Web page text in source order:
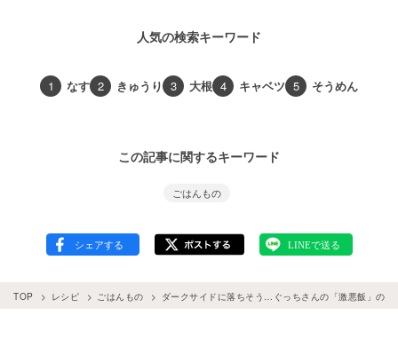
人気の検索キーワード
1 なす 2 きゅうり 3 大根 4 キャベツ 5 そうめん
この記事に関するキーワード
ごはんもの
TOP レシピ ごはんもの ダークサイドに落ちそう…ぐっちさんの「激悪飯」の誘